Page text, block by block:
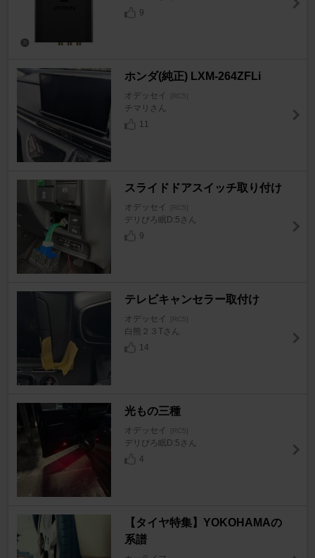
9
ホンダ(純正) LXM-264ZFLi
オデッセイ [RC5]
チマリさん
11
スライドドアスイッチ取り付け
オデッセイ [RC5]
デリぴろ眠D:5さん
9
テレビキャンセラー取付け
オデッセイ [RC5]
白熊２３Tさん
14
光もの三種
オデッセイ [RC5]
デリぴろ眠D:5さん
4
【タイヤ特集】YOKOHAMAの
系譜